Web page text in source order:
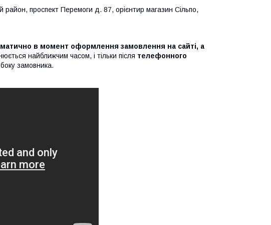
район, проспект Перемоги д. 87, орієнтир магазин Сільпо,
в момент оформлення замовлення на сайті, а
найближчим часом, і тільки після телефонного
замовника.